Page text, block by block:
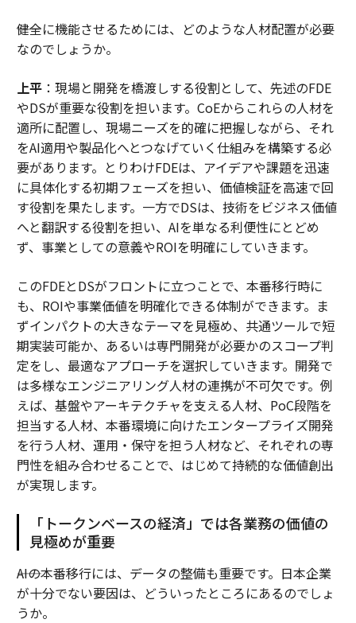
――健全に機能させるためには、どのような人材配置が必要
なのでしょうか。
上平：現場と開発を橋渡しする役割として、先述のFDE
やDSが重要な役割を担います。CoEからこれらの人材を
適所に配置し、現場ニーズを的確に把握しながら、それ
をAI適用や製品化へとつなげていく仕組みを構築する必
要があります。とりわけFDEは、アイデアや課題を迅速
に具体化する初期フェーズを担い、価値検証を高速で回
す役割を果たします。一方でDSは、技術をビジネス価値
へと翻訳する役割を担い、AIを単なる利便性にとどめ
ず、事業としての意義やROIを明確にしていきます。
このFDEとDSがフロントに立つことで、本番移行時に
も、ROIや事業価値を明確化できる体制ができます。ま
ずインパクトの大きなテーマを見極め、共通ツールで短
期実装可能か、あるいは専門開発が必要かのスコープ判
定をし、最適なアプローチを選択していきます。開発で
は多様なエンジニアリング人材の連携が不可欠です。例
えば、基盤やアーキテクチャを支える人材、PoC段階を
担当する人材、本番環境に向けたエンタープライズ開発
を行う人材、運用・保守を担う人材など、それぞれの専
門性を組み合わせることで、はじめて持続的な価値創出
が実現します。
「トークンベースの経済」では各業務の価値の
見極めが重要
――AIの本番移行には、データの整備も重要です。日本企業
が十分でない要因は、どういったところにあるのでしょ
うか。